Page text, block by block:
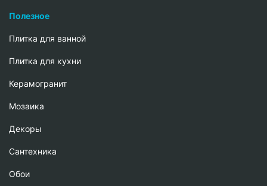
Полезное
Плитка для ванной
Плитка для кухни
Керамогранит
Мозаика
Декоры
Сантехника
Обои